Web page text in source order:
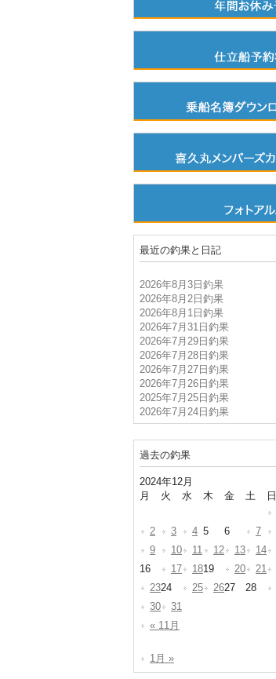
最近の釣果と日記
2026年8月3日釣果
2026年8月2日釣果
2026年8月1日釣果
2026年7月31日釣果
2026年7月29日釣果
2026年7月28日釣果
2026年7月27日釣果
2026年7月26日釣果
2025年7月25日釣果
2026年7月24日釣果
過去の釣果
2024年12月
月
火 水 木 金 土
日
2
3 4 5 6 7
9
10 11 12 13 14
16
17 1819 20 21
2324 25 2627 28
30
31
« 11月
1月 »